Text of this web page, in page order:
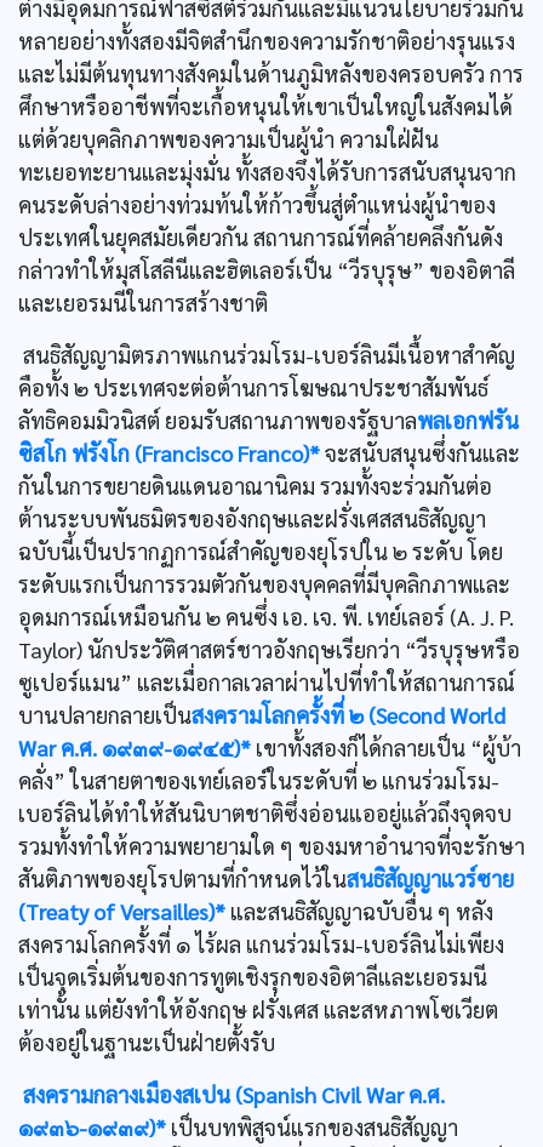
ต่างมีอุดมการณ์ฟาสซิสต์ร่วมกันและมีแนวนโยบายร่วมกัน
หลายอย่างทั้งสองมีจิตสำนึกของความรักชาติอย่างรุนแรง
และไม่มีต้นทุนทางสังคมในด้านภูมิหลังของครอบครัว การ
ศึกษาหรืออาชีพที่จะเกื้อหนุนให้เขาเป็นใหญ่ในสังคมได้
แต่ด้วยบุคลิกภาพของความเป็นผู้นำ ความใฝ่ฝัน
ทะเยอทะยานและมุ่งมั่น ทั้งสองจึงได้รับการสนับสนุนจาก
คนระดับล่างอย่างท่วมท้นให้ก้าวขึ้นสู่ตำแหน่งผู้นำของ
ประเทศในยุคสมัยเดียวกัน สถานการณ์ที่คล้ายคลึงกันดัง
กล่าวทำให้มุสโสลีนีและฮิตเลอร์เป็น “วีรบุรุษ” ของอิตาลี
และเยอรมนีในการสร้างชาติ
สนธิสัญญามิตรภาพแกนร่วมโรม-เบอร์ลินมีเนื้อหาสำคัญ
คือทั้ง ๒ ประเทศจะต่อต้านการโฆษณาประชาสัมพันธ์
ลัทธิคอมมิวนิสต์ ยอมรับสถานภาพของรัฐบาลพลเอกฟรัน
ซิสโก ฟรังโก (Francisco Franco)*จะสนับสนุนซึ่งกันและ
กันในการขยายดินแดนอาณานิคม รวมทั้งจะร่วมกันต่อ
ต้านระบบพันธมิตรของอังกฤษและฝรั่งเศสสนธิสัญญา
ฉบับนี้เป็นปรากฏการณ์สำคัญของยุโรปใน ๒ ระดับ โดย
ระดับแรกเป็นการรวมตัวกันของบุคคลที่มีบุคลิกภาพและ
อุดมการณ์เหมือนกัน ๒ คนซึ่ง เอ. เจ. พี. เทย์เลอร์ (A. J. P.
Taylor) นักประวัติศาสตร์ชาวอังกฤษเรียกว่า “วีรบุรุษหรือ
ซูเปอร์แมน” และเมื่อกาลเวลาผ่านไปที่ทำให้สถานการณ์
บานปลายกลายเป็นสงครามโลกครั้งที่ ๒ (Second World
War ค.ศ. ๑๙๓๙-๑๙๔๕)* เขาทั้งสองก็ได้กลายเป็น “ผู้บ้า
คลั่ง” ในสายตาของเทย์เลอร์ในระดับที่ ๒ แกนร่วมโรม-
เบอร์ลินได้ทำให้สันนิบาตชาติซึ่งอ่อนแออยู่แล้วถึงจุดจบ
รวมทั้งทำให้ความพยายามใด ๆ ของมหาอำนาจที่จะรักษา
สันติภาพของยุโรปตามที่กำหนดไว้ในสนธิสัญญาแวร์ซาย
(Treaty of Versailles)* และสนธิสัญญาฉบับอื่น ๆ หลัง
สงครามโลกครั้งที่ ๑ ไร้ผล แกนร่วมโรม-เบอร์ลินไม่เพียง
เป็นจุดเริ่มต้นของการทูตเชิงรุกของอิตาลีและเยอรมนี
เท่านั้น แต่ยังทำให้อังกฤษ ฝรั่งเศส และสหภาพโซเวียต
ต้องอยู่ในฐานะเป็นฝ่ายตั้งรับ
สงครามกลางเมืองสเปน (Spanish Civil War ค.ศ.
๑๙๓๖-๑๙๓๙)* เป็นบทพิสูจน์แรกของสนธิสัญญา